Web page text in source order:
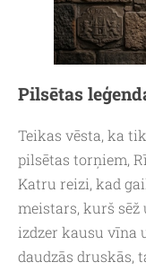
Pilsētas
Teikas vēsta, ka
pilsētas torņiem,
Katru reizi, kad
meistars, kurš sēž
izdzer kausu vīna
daudzās druskās,